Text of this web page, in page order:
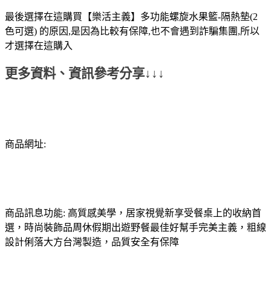
最後選擇在這購買【樂活主義】多功能螺旋水果籃-隔熱墊(2
色可選) 的原因,是因為比較有保障,也不會遇到詐騙集團,所以
才選擇在這購入
更多資料、資訊參考分享↓↓↓
商品網址:
商品訊息功能: 高質感美學，居家視覺新享受餐桌上的收納首
選，時尚裝飾品周休假期出遊野餐最佳好幫手完美主義，粗線
設計俐落大方台灣製造，品質安全有保障